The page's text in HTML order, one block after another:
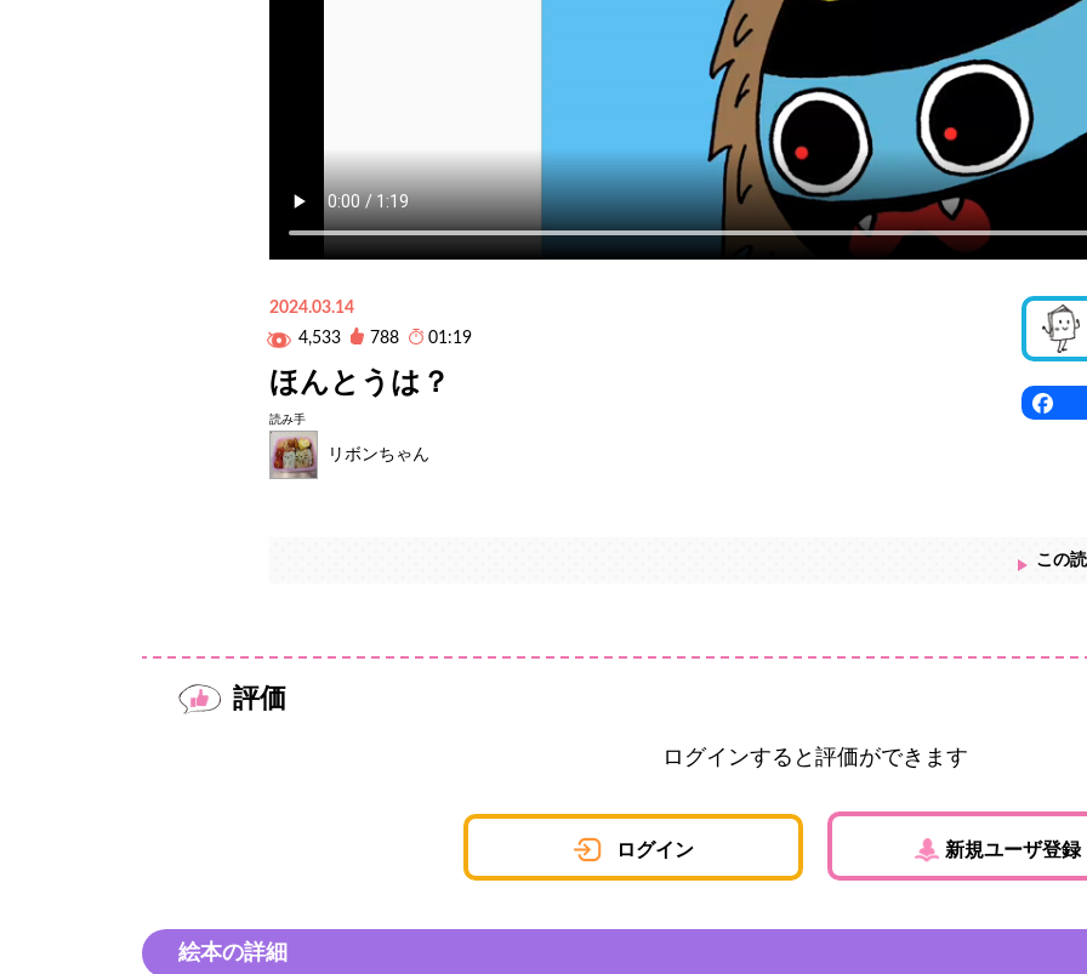
2024.03.14
4,533
788 01:19
ほんとうは？
読み手
リボンちゃん
この
評価
ログインすると評価ができます
ログイン 新規ユーザ登録
絵本の詳細